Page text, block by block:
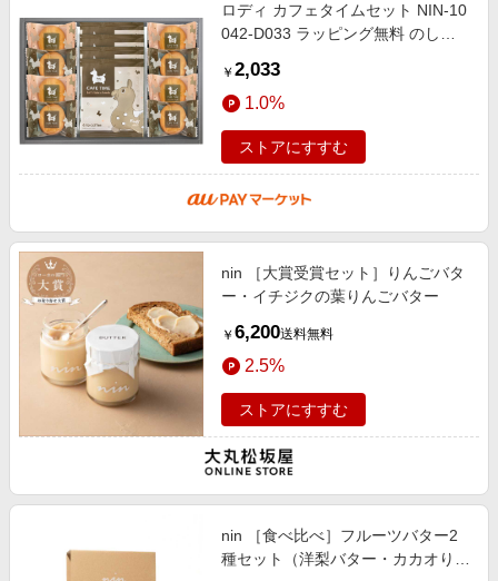
ロディ カフェタイムセット NIN-10
042-D033 ラッピング無料 のし無
ター 洋菓子 クッキー 詰め合わせ
￥ 2,033
1.0%
ストアにすすむ
nin ［大賞受賞セット］りんごバタ
ー・イチジクの葉りんごバター
￥ 6,200送料無料
2.5%
ストアにすすむ
nin ［食べ比べ］フルーツバター2
種セット（洋梨バター・カカオりん